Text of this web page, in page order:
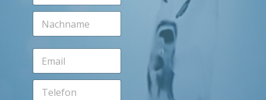
r
m
e
N
c
h
a
m
E
a
T